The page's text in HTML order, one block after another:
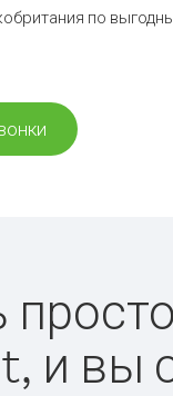
по
и вы